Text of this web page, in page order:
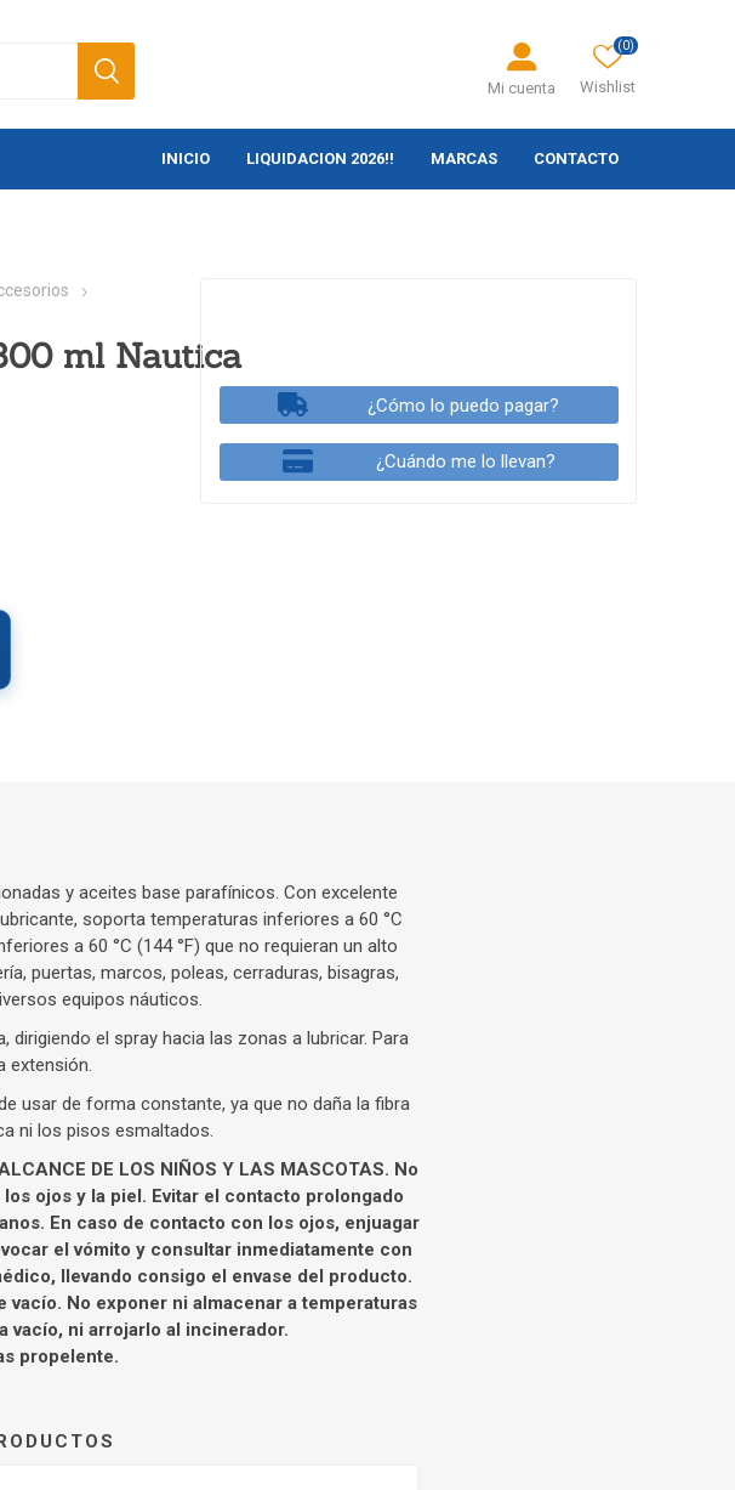
Mi cuenta Wishlist
(0)
INICIO LIQUIDACION 2026!! MARCAS CONTACTO
ml Nautica
¿Cómo lo puedo pagar?
¿Cuándo me lo llevan?
y aceites base parafínicos. Con excelente
soporta temperaturas inferiores a 60 °C
a 60 °C (144 °F) que no requieran un alto
puertas, marcos, poleas, cerraduras, bisagras,
equipos náuticos.
el spray hacia las zonas a lubricar. Para
extensión.
usar de forma constante, ya que no daña la fibra
ni los pisos esmaltados.
DE LOS NIÑOS Y LAS MASCOTAS. No
ojos y la piel. Evitar el contacto prolongado
En caso de contacto con los ojos, enjuagar
el vómito y consultar inmediatamente con
llevando consigo el envase del producto.
No exponer ni almacenar a temperaturas
vacío, ni arrojarlo al incinerador.
propelente.